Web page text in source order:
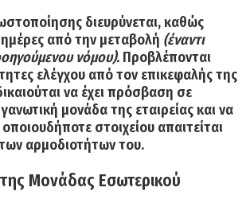
διευρύνεται, καθώς
ημέρες από την μεταβολή (έναντι
νόμου). Προβλέπονται
ελέγχου από τον επικεφαλής της
να έχειπρόσβαση σε
μονάδα της εταιρείαςκαι να
στοιχείου απαιτείται
αρμοδιοτήτων του.
Μονάδας Εσωτερικού